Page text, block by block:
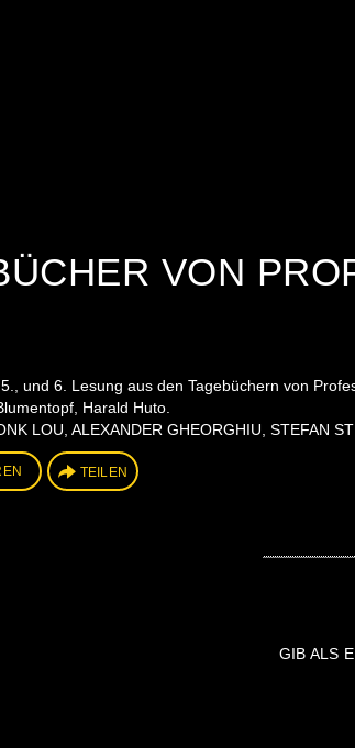
VON
und 6. Lesung aus den Tagebüchern von
Harald Huto.
LOU, ALEXANDER GHEORGHIU, STEFAN
TEILEN
GIB ALS